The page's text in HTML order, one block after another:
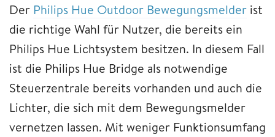
Der Philips Hue Outdoor Bewegungsmelder ist
die richtige Wahl für Nutzer, die bereits ein
Philips Hue Lichtsystem besitzen. In diesem Fall
ist die Philips Hue Bridge als notwendige
Steuerzentrale bereits vorhanden und auch die
Lichter, die sich mit dem Bewegungsmelder
vernetzen lassen. Mit weniger Funktionsumfang